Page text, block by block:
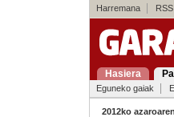
Harremana RSS
Hasiera
Eguneko gaiak
2012ko